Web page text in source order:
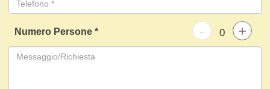
Numero Persone * - +